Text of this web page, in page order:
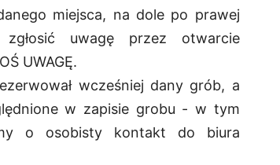
miejsca, na dole po prawej
uwagę przez otwarcie
UWAGĘ.
wcześniej dany grób, a
w zapisie grobu - w tym
o osobisty kontakt do biura